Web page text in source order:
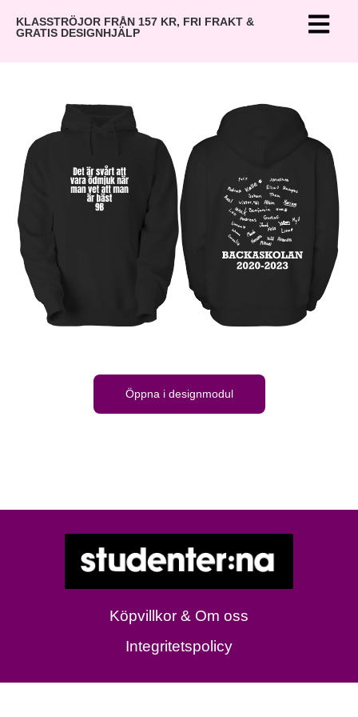
KLASSTRÖJOR FRÅN 157 KR, FRI FRAKT &
GRATIS DESIGNHJÄLP
Öppna i designmodul
Köpvillkor & Om oss
Integritetspolicy